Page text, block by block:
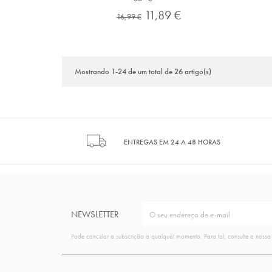
Preço
16,99 € Preço
11,89 €
Mostrando 1-24 de um total de 26 artigo(s)
ENTREGAS EM 24 A 48 HORAS
NEWSLETTER
Pode cancelar a subscrição a qualquer momento. Para tal, consulte a